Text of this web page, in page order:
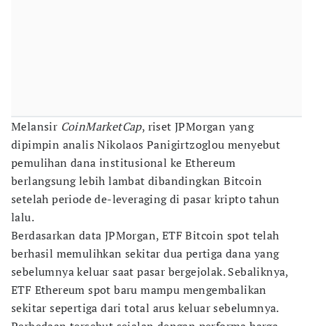
Melansir CoinMarketCap, riset JPMorgan yang
dipimpin analis Nikolaos Panigirtzoglou menyebut
pemulihan dana institusional ke Ethereum
berlangsung lebih lambat dibandingkan Bitcoin
setelah periode de-leveraging di pasar kripto tahun
lalu.
Berdasarkan data JPMorgan, ETF Bitcoin spot telah
berhasil memulihkan sekitar dua pertiga dana yang
sebelumnya keluar saat pasar bergejolak. Sebaliknya,
ETF Ethereum spot baru mampu mengembalikan
sekitar sepertiga dari total arus keluar sebelumnya.